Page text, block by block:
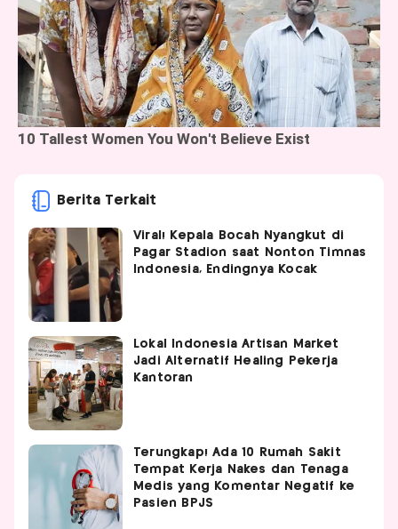
Berita Terkait
Viral! Kepala Bocah Nyangkut di
Pagar Stadion saat Nonton Timnas
Indonesia, Endingnya Kocak
Lokal Indonesia Artisan Market
Jadi Alternatif Healing Pekerja
Kantoran
Terungkap! Ada 10 Rumah Sakit
Tempat Kerja Nakes dan Tenaga
Medis yang Komentar Negatif ke
Pasien BPJS